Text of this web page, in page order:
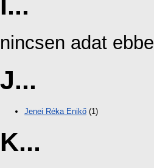
nincsen adat
J...
Jenei Réka Enikő (1)
K...